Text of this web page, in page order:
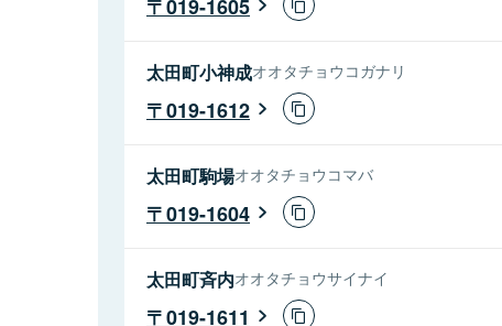
019-1605
太田町小神成オオタチョウコガナリ
019-1612
太田町駒場オオタチョウコマバ
019-1604
太田町斉内オオタチョウサイナイ
019-1611